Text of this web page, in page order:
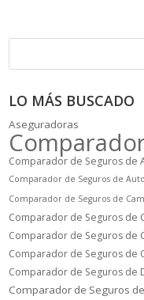
LO MÁS BUSCADO
Aseguradoras
Comparador de Seguros de
Comparador de Seguros de
Comparador de Seguros de
Comparador de Seguros de
Comparador de Seguros de
Comparador de Seguros de
Comparador de Seguros de
Comparador de Seguros